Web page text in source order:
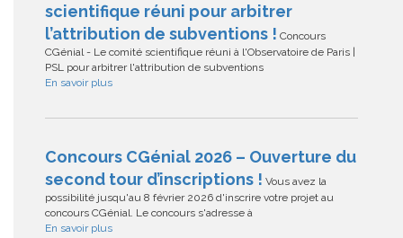
scientifique réuni pour arbitrer
l’attribution de subventions ! Concours
CGénial - Le comité scientifique réuni à l'Observatoire de Paris |
PSL pour arbitrer l'attribution de subventions
En savoir plus
Concours CGénial 2026 – Ouverture du
second tour d’inscriptions ! Vous avez la
possibilité jusqu'au 8 février 2026 d'inscrire votre projet au
concours CGénial. Le concours s'adresse à
En savoir plus